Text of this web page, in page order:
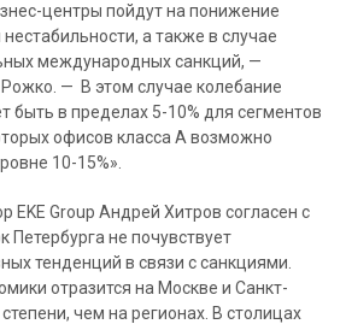
центры пойдут на понижение
а также в случае
международных санкций, —
— В этом случае колебание
быть в пределах 5-10% для сегментов
офисов класса А возможно
10-15%».
EKE Group Андрей Хитров согласен с
Петербурга не почувствует
тенденций в связи с санкциями.
отразится на Москве и Санкт-
чем на регионах. В столицах